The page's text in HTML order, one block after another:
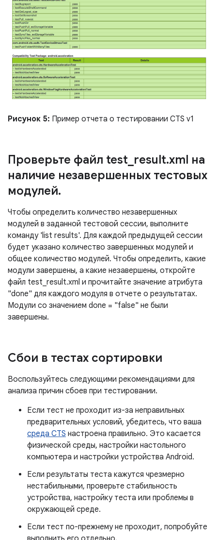
Рисунок 5: Пример отчета о тестировании CTS v1
Проверьте файл test result.xml на
наличие незавершенных тестовых
модулей.
Чтобы определить количество незавершенных
модулей в заданной тестовой сессии, выполните
команду 'list results'. Для каждой предыдущей сессии
будет указано количество завершенных модулей и
общее количество модулей. Чтобы определить, какие
модули завершены, а какие незавершены, откройте
файл test_result.xml и прочитайте значение атрибута
"done" для каждого модуля в отчете о результатах.
Модули со значением done = "false" не были
завершены.
Сбои в тестах сортировки
Воспользуйтесь следующими рекомендациями для
анализа причин сбоев при тестировании.
Если тест не проходит из-за неправильных
предварительных условий, убедитесь, что ваша
среда CTS настроена правильно. Это касается
физической среды, настройки настольного
компьютера и настройки устройства Android.
Если результаты теста кажутся чрезмерно
нестабильными, проверьте стабильность
устройства, настройку теста или проблемы в
окружающей среде.
Если тест по-прежнему не проходит, попробуйте